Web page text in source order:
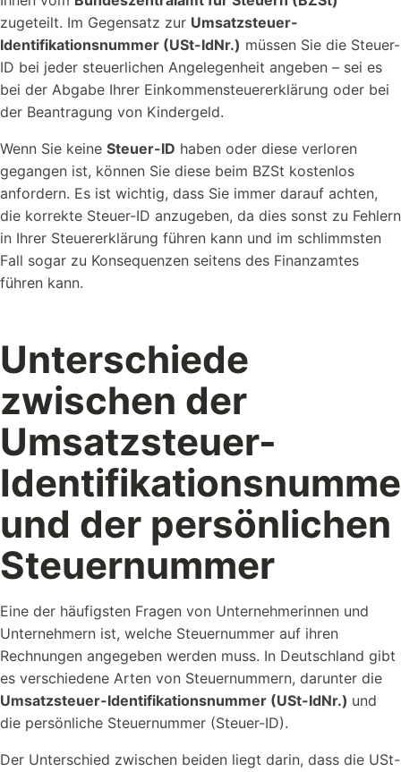
zugeteilt. Im Gegensatz zur Umsatzsteuer-
Identifikationsnummer (USt-IdNr.) müssen Sie die Steuer-
ID bei jeder steuerlichen Angelegenheit angeben – sei es
bei der Abgabe Ihrer Einkommensteuererklärung oder bei
der Beantragung von Kindergeld.
Wenn Sie keine Steuer-ID haben oder diese verloren
gegangen ist, können Sie diese beim BZSt kostenlos
anfordern. Es ist wichtig, dass Sie immer darauf achten,
die korrekte Steuer-ID anzugeben, da dies sonst zu Fehlern
in Ihrer Steuererklärung führen kann und im schlimmsten
Fall sogar zu Konsequenzen seitens des Finanzamtes
führen kann.
Unterschiede
zwischen der
Umsatzsteuer-
und der persönlichen
Steuernummer
Eine der häufigsten Fragen von Unternehmerinnen und
Unternehmern ist, welche Steuernummer auf ihren
Rechnungen angegeben werden muss. In Deutschland gibt
es verschiedene Arten von Steuernummern, darunter die
Umsatzsteuer-Identifikationsnummer (USt-IdNr.) und
die persönliche Steuernummer (Steuer-ID).
Der Unterschied zwischen beiden liegt darin, dass die USt-